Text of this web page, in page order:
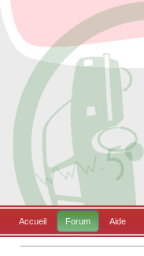
Accueil Forum Aide